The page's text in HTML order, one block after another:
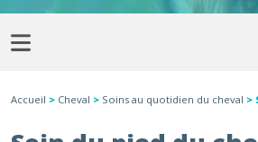
Accueil > Cheval > Soins au quotidien du cheval >